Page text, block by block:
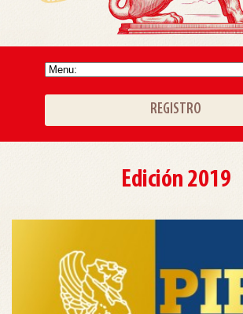
REGISTRO
Edición 2019